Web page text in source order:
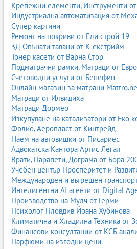
оживява чрез предметите, а всяка вещ
история и стойност. Антикварите
могат да оценят, реставрират или
Този тип магазини привличат
дизайнери, любители на историята и
уникални подаръци или акценти за
магазини често работят и с
частни колекции, като по този начин
настоящето по един изискан и
Бижутерия
Бижутерията обхваща магазини и
златни, сребърни и стоманени бижута,
както и ръчно изработени уникати. Тук
луксозни бижутерийни къщи, така и
които създават индивидуални
не само украшение, но и символ на
лична история.
В тази подкатегория попадат и
гравиране, изработка на годежни и
на скъпоценни камъни и метали.
често работят и с онлайн каталози,
Крепежни елементи, Инструменти
Индустриална автоматизация от
Супер картини
Ремонт на покриви от Ели строй 19
3Д Опънати тавани от К-екстрийм
Тонер касети от Варна Стор
Подматрачни рамки, Матраци от
Счетоводни услуги от Бенефин
Онлайн магазин за матраци
Матраци от Илвидиха
Матраци Дормео
Изкупуване на катализатори от Еко
Фолио, Аеропласт от Кинтрейд
Наем на автовишки от Писариес
Адвокатска Кантора Артис Легал
Врати, Парапети, Дограма от Бора
Учебен център Просперитет и
Международен и вътрешен
Интелигентни AI агенти от Digital
Производство на Мулч от Герми
Психолог Пловдив Йоана Хубинова
Климатична и Хладилна Техника от
Финансови консултации от КСБ
Парфюми на изгодни цени